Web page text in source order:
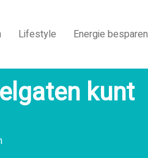
Lifestyle Energie besparen
kunt